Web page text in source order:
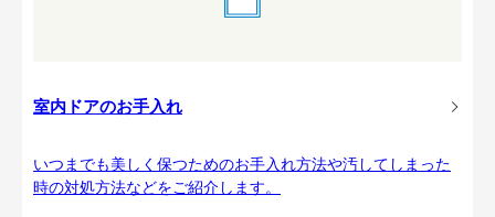
室内ドアのお手入れ
いつまでも美しく保つためのお手入れ方法や汚してしまった
時の対処方法などをご紹介します。